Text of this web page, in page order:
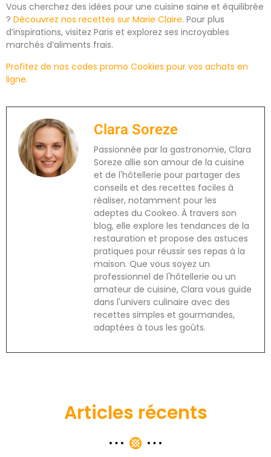
Vous cherchez des idées pour une cuisine saine et équilibrée
? Découvrez nos recettes sur Marie Claire. Pour plus
d’inspirations, visitez Paris et explorez ses incroyables
marchés d’aliments frais.
Profitez de nos codes promo Cookies pour vos achats en
ligne.
Clara Soreze
Passionnée par la gastronomie, Clara
Soreze allie son amour de la cuisine
et de l'hôtellerie pour partager des
conseils et des recettes faciles à
réaliser, notamment pour les
adeptes du Cookeo. À travers son
blog, elle explore les tendances de la
restauration et propose des astuces
pratiques pour réussir ses repas à la
maison. Que vous soyez un
professionnel de l'hôtellerie ou un
amateur de cuisine, Clara vous guide
dans l'univers culinaire avec des
recettes simples et gourmandes,
adaptées à tous les goûts.
Articles récents